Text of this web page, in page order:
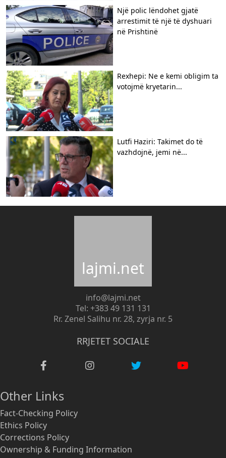
Një polic lëndohet gjatë
arrestimit të një të dyshuari
në Prishtinë
Rexhepi: Ne e kemi obligim ta
votojmë kryetarin...
Lutfi Haziri: Takimet do të
vazhdojnë, jemi në...
lajmi.net
info@lajmi.net
Tel: +383 49 131 131
Rr. Zenel Salihu nr. 28, zyrja nr. 5
RRJETET SOCIALE
Other Links
Fact-Checking Policy
Ethics Policy
Corrections Policy
Ownership & Funding Information